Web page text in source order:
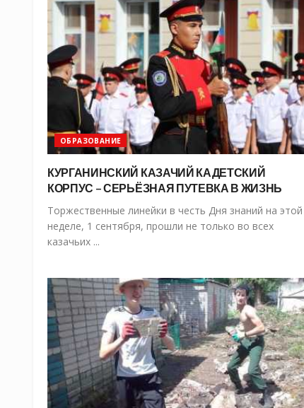
ОБРАЗОВАНИЕ
КУРГАНИНСКИЙ КАЗАЧИЙ КАДЕТСКИЙ
КОРПУС – СЕРЬЁЗНАЯ ПУТЕВКА В ЖИЗНЬ
Торжественные линейки в честь Дня знаний на этой
неделе, 1 сентября, прошли не только во всех
казачьих ...